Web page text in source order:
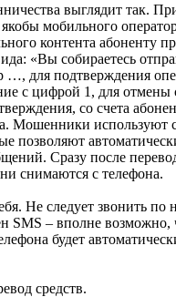
выглядит так.
мобильного
контента абоненту
«Вы собираетесь
…, для подтверждения
с цифрой 1, для отмены
со счета
Мошенники используют
позволяют
Сразу после
снимаются с телефона.
Не следует звонить по
SMS – вполне возможно,
будет
средств.